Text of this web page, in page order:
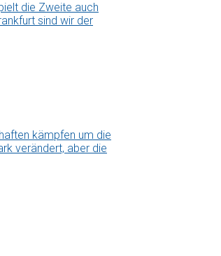
die Zweite auch
sind wir der
kämpfen um die
verändert, aber die